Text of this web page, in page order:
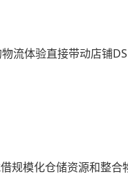
流体验直接带动店铺
规模化仓储资源和整合